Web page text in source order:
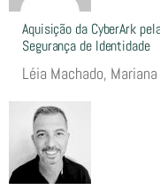
Aquisição da CyberArk
Segurança de Identidade
Léia Machado,